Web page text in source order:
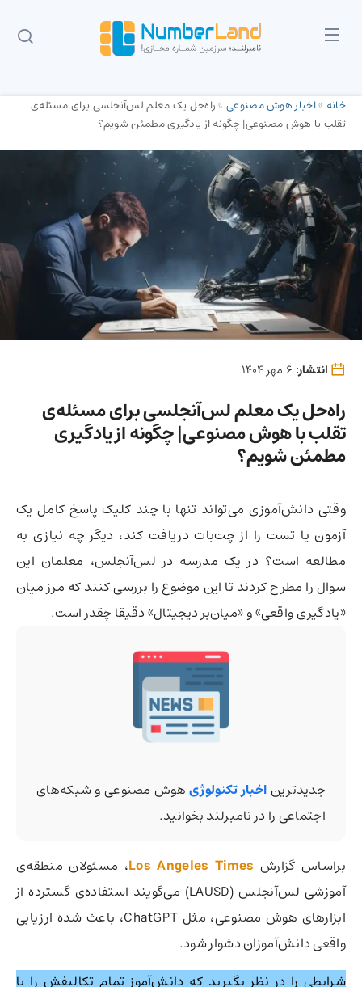
خانه »اخبار هوش مصنوعی»راه‌حل یک معلم لس‌آنجلسی برای مسئله‌ی
تقلب با هوش مصنوعی| چگونه از یادگیری مطمئن شویم؟
انتشار:
راه‌حل یک معلم لس‌آنجلسی برای مسئله‌ی
تقلب با هوش مصنوعی| چگونه از یادگیری
مطمئن شویم؟
وقتی دانش‌آموزی می‌تواند تنها با چند کلیک پاسخ کامل یک
آزمون یا تست را از چت‌بات دریافت کند، دیگر چه نیازی به
مطالعه است؟ در یک مدرسه در لس‌آنجلس، معلمان این
سوال را مطرح کردند تا این موضوع را بررسی کنند که مرز میان
«یادگیری واقعی» و «میان‌بر دیجیتال» دقیقا چقدر است.
جدیدتریناخبار تکنولوژیهوش مصنوعی و شبکه‌های
اجتماعی را در نامبرلند بخوانید.
براساس گزارش Los Angeles Times، مسئولان منطقه‌ی
آموزشی لس‌آنجلس (LAUSD) می‌گویند استفاده‌ی گسترده از
ابزارهای هوش مصنوعی، مثل ChatGPT، باعث شده ارزیابی
واقعی دانش‌آموزان دشوار شود.
شرایطی را در نظر بگیرید که دانش‌آموز تمام تکالیفش را با